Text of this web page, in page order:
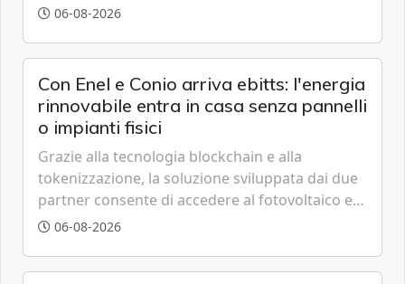
grazie a innovazione, accessibilità e governance
06-08-2026
Con Enel e Conio arriva ebitts: l'energia
rinnovabile entra in casa senza pannelli
o impianti fisici
Grazie alla tecnologia blockchain e alla
tokenizzazione, la soluzione sviluppata dai due
partner consente di accedere al fotovoltaico e
all'eolico ottenendo risparmi diretti in bolletta,
06-08-2026